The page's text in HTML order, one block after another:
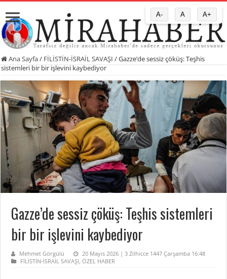
Ana Sayfa/ FİLİSTİN-İSRAİL SAVAŞI /Gazze’de sessiz çöküş: Teşhis
sistemleri bir bir işlevini kaybediyor
Gazze’de sessiz çöküş: Teşhis sistemleri
bir bir işlevini kaybediyor
Mehmet Görgülü
20 Mayıs 2026 | 3 Zilhicce 1447 Çarşamba 16:48
FİLİSTİN-İSRAİL SAVAŞI,ÖZEL HABER
A- A A+